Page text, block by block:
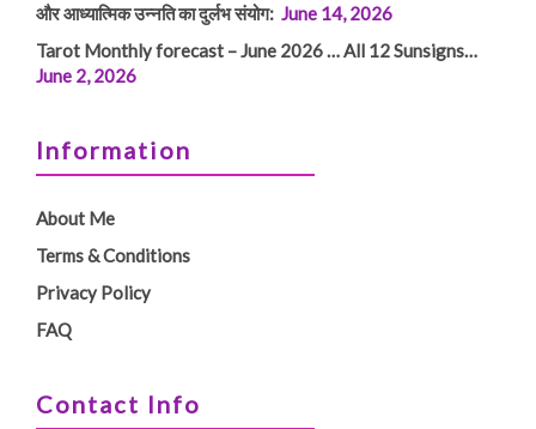
और आध्यात्मिक उन्नति का दुर्लभ संयोग: June 14, 2026
Tarot Monthly forecast – June 2026 … All 12 Sunsigns…
June 2, 2026
Information
About Me
Terms & Conditions
Privacy Policy
FAQ
Contact Info